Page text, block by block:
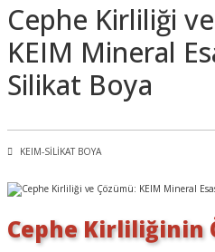
Cephe Kirliliği
KEIM Mineral
Silikat Boya
KEIM-SİLİKAT BOYA
Cephe Kirliliğinin